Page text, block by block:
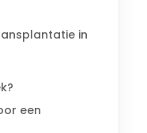
in
een